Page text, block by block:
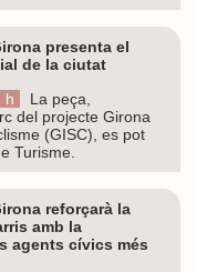
presenta el
de la ciutat
h
La peça,
del projecte Girona
(GISC), es pot
Turisme.
reforçarà la
amb la
agents cívics més